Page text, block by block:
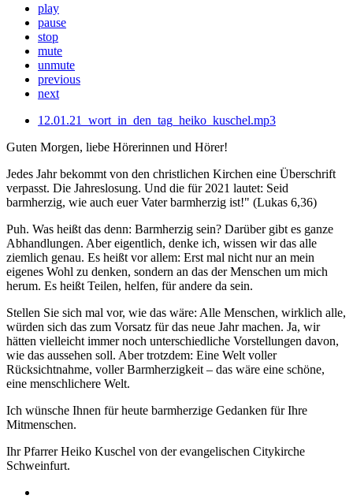
play
pause
stop
mute
unmute
previous
next
12.01.21_wort_in_den_tag_heiko_kuschel.mp3
Guten Morgen, liebe Hörerinnen und Hörer!
Jedes Jahr bekommt von den christlichen Kirchen eine Überschrift
verpasst. Die Jahreslosung. Und die für 2021 lautet: Seid
barmherzig, wie auch euer Vater barmherzig ist!" (Lukas 6,36)
Puh. Was heißt das denn: Barmherzig sein? Darüber gibt es ganze
Abhandlungen. Aber eigentlich, denke ich, wissen wir das alle
ziemlich genau. Es heißt vor allem: Erst mal nicht nur an mein
eigenes Wohl zu denken, sondern an das der Menschen um mich
herum. Es heißt Teilen, helfen, für andere da sein.
Stellen Sie sich mal vor, wie das wäre: Alle Menschen, wirklich alle,
würden sich das zum Vorsatz für das neue Jahr machen. Ja, wir
hätten vielleicht immer noch unterschiedliche Vorstellungen davon,
wie das aussehen soll. Aber trotzdem: Eine Welt voller
Rücksichtnahme, voller Barmherzigkeit – das wäre eine schöne,
eine menschlichere Welt.
Ich wünsche Ihnen für heute barmherzige Gedanken für Ihre
Mitmenschen.
Ihr Pfarrer Heiko Kuschel von der evangelischen Citykirche
Schweinfurt.